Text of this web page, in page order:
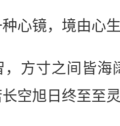
镜，境由心
寸之间皆海
空旭日终至至